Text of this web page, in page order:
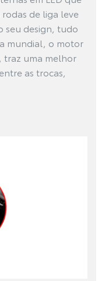
de liga leve
seu design, tudo
mundial, o motor
traz uma melhor
as trocas,